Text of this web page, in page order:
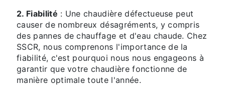
2. Fiabilité : Une chaudière défectueuse peut
causer de nombreux désagréments, y compris
des pannes de chauffage et d'eau chaude. Chez
SSCR, nous comprenons l'importance de la
fiabilité, c'est pourquoi nous nous engageons à
garantir que votre chaudière fonctionne de
manière optimale toute l'année.